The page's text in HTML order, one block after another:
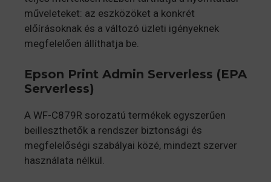
műveleteket: az eszközöket a konkrét
előírásoknak és a változó üzleti igényeknek
megfelelően állíthatja be.
Epson Print Admin Serverless (EPA
Serverless)
A WF-C879R sorozatú termékek egyszerűen
beilleszthetők a rendszer biztonsági és
megfelelőségi szabályai közé, mindezt szerver
használata nélkül.